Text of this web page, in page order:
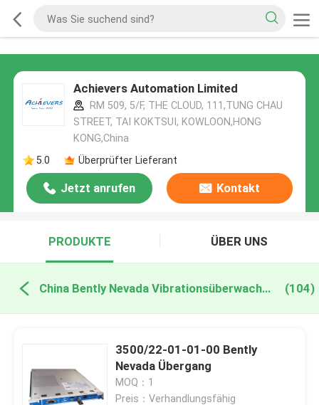
Achievers Automation Limited
RM 509, 5/F, THE CLOUD, 111,TUNG CHAU
STREET, TAI KOKTSUI, KOWLOON,HONG
KONG,China
5.0
Überprüfter Lieferant
Jetzt anrufen Kontakt
PRODUKTE ÜBER UNS
China Bently Nevada Vibrationsüberwachungssystem (104)
3500/22-01-01-00 Bently
Nevada Übergang
MOQ：1
Preis：Verhandlungsfähig